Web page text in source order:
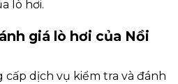
lò hơi.
giá lò hơi của Nồi
cấp dịch vụ kiểm tra và đánh